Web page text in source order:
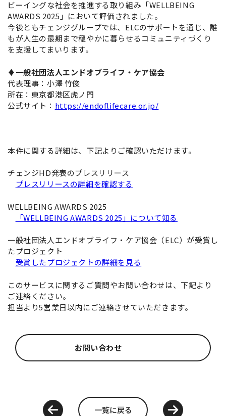
ビーイングな社会を推進する取り組み「WELLBEING
AWARDS 2025」において評価されました。
今後ともチェンジグループでは、ELCのサポートを通じ、誰
もが人生の最期まで穏やかに暮らせるコミュニティづくり
を支援してまいります。
♦一般社団法人エンドオブライフ・ケア協会
代表理事：小澤 竹俊
所在：東京都港区虎ノ門
公式サイト： https://endoflifecare.or.jp/
本件に関する詳細は、下記よりご確認いただけます。
チェンジHD発表のプレスリリース
プレスリリースの詳細を確認する
WELLBEING AWARDS 2025
「WELLBEING AWARDS 2025」について知る
一般社団法人エンドオブライフ・ケア協会（ELC）が受賞し
たプロジェクト
受賞したプロジェクトの詳細を見る
このサービスに関するご質問やお問い合わせは、下記より
ご連絡ください。
担当より5営業日以内にご連絡させていただきます。
お問い合わせ
一覧に戻る